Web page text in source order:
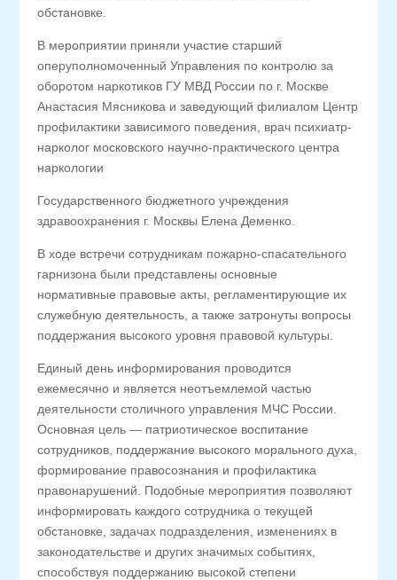
обстановке.
В мероприятии приняли участие старший
оперуполномоченный Управления по контролю за
оборотом наркотиков ГУ МВД России по г. Москве
Анастасия Мясникова и заведующий филиалом Центр
профилактики зависимого поведения, врач психиатр-
нарколог московского научно-практического центра
наркологии
Государственного бюджетного учреждения
здравоохранения г. Москвы Елена Деменко.
В ходе встречи сотрудникам пожарно-спасательного
гарнизона были представлены основные
нормативные правовые акты, регламентирующие их
служебную деятельность, а также затронуты вопросы
поддержания высокого уровня правовой культуры.
Единый день информирования проводится
ежемесячно и является неотъемлемой частью
деятельности столичного управления МЧС России.
Основная цель — патриотическое воспитание
сотрудников, поддержание высокого морального духа,
формирование правосознания и профилактика
правонарушений. Подобные мероприятия позволяют
информировать каждого сотрудника о текущей
обстановке, задачах подразделения, изменениях в
законодательстве и других значимых событиях,
способствуя поддержанию высокой степени